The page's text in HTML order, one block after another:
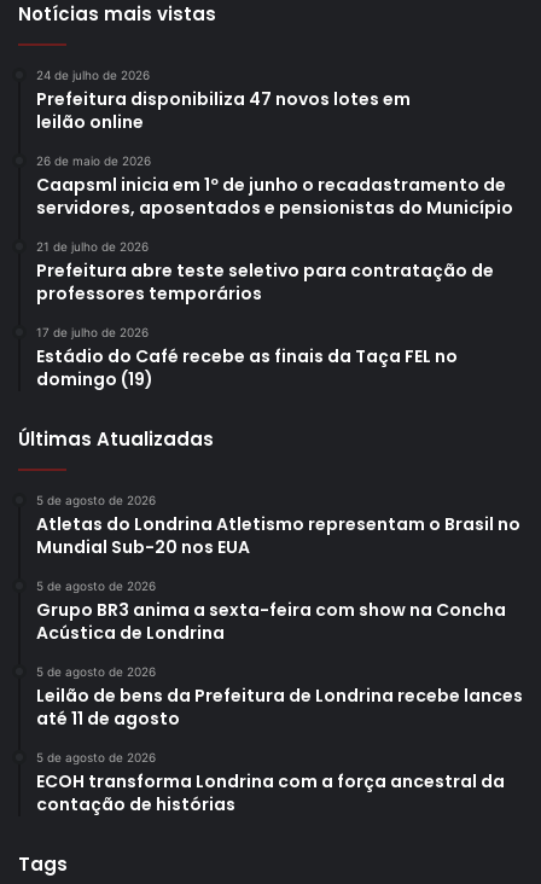
Notícias mais vistas
24 de julho de 2026
Prefeitura disponibiliza 47 novos lotes em
leilão online
26 de maio de 2026
Caapsml inicia em 1º de junho o recadastramento de
servidores, aposentados e pensionistas do Município
21 de julho de 2026
Prefeitura abre teste seletivo para contratação de
professores temporários
17 de julho de 2026
Estádio do Café recebe as finais da Taça FEL no
domingo (19)
Últimas Atualizadas
5 de agosto de 2026
Atletas do Londrina Atletismo representam o Brasil no
Mundial Sub-20 nos EUA
5 de agosto de 2026
Grupo BR3 anima a sexta-feira com show na Concha
Acústica de Londrina
5 de agosto de 2026
Leilão de bens da Prefeitura de Londrina recebe lances
até 11 de agosto
5 de agosto de 2026
ECOH transforma Londrina com a força ancestral da
contação de histórias
Tags